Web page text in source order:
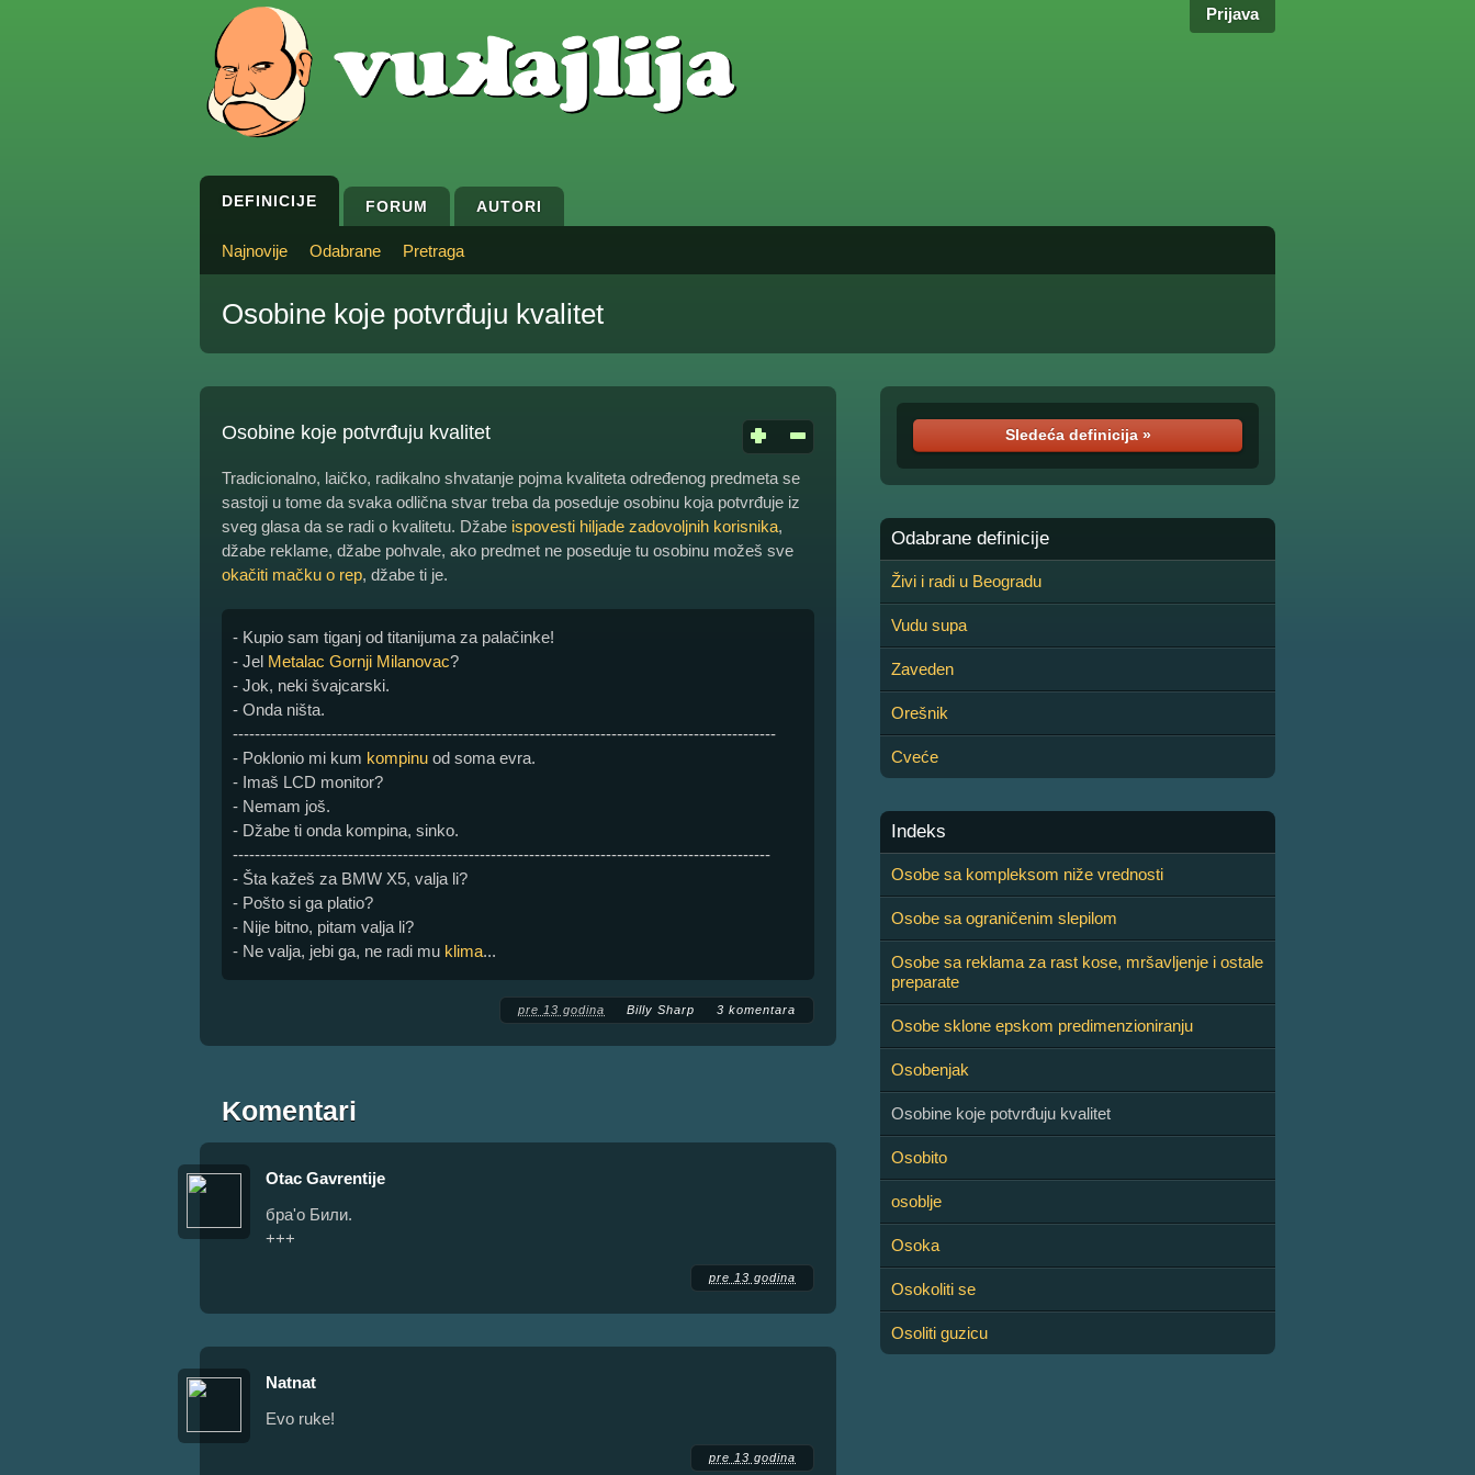
Prijava
DEFINICIJE FORUM AUTORI
Najnovije Odabrane Pretraga
Osobine koje potvrđuju kvalitet
Osobine koje potvrđuju kvalitet
Tradicionalno, laičko, radikalno shvatanje pojma kvaliteta određenog predmeta se
sastoji u tome da svaka odlična stvar treba da poseduje osobinu koja potvrđuje iz
sveg glasa da se radi o kvalitetu. Džabe ispovesti hiljade zadovoljnih korisnika,
džabe reklame, džabe pohvale, ako predmet ne poseduje tu osobinu možeš sve
okačiti mačku o rep, džabe ti je.
- Kupio sam tiganj od titanijuma za palačinke!
- Jel Metalac Gornji Milanovac?
- Jok, neki švajcarski.
- Onda ništa.
---------------------------------------------------------------------------------------------------
- Poklonio mi kum kompinu od soma evra.
- Imaš LCD monitor?
- Nemam još.
- Džabe ti onda kompina, sinko.
--------------------------------------------------------------------------------------------------
- Šta kažeš za BMW X5, valja li?
- Pošto si ga platio?
- Nije bitno, pitam valja li?
- Ne valja, jebi ga, ne radi mu klima...
pre 13 godina Billy Sharp 3 komentara
Komentari
Otac Gavrentije
бра'о Били.
+++
pre 13 godina
Natnat
Evo ruke!
pre 13 godina
Sledeća definicija »
Odabrane definicije
Živi i radi u Beogradu
Vudu supa
Zaveden
Orešnik
Cveće
Indeks
Osobe sa kompleksom niže vrednosti
Osobe sa ograničenim slepilom
Osobe sa reklama za rast kose, mršavljenje i ostale
preparate
Osobe sklone epskom predimenzioniranju
Osobenjak
Osobine koje potvrđuju kvalitet
Osobito
osoblje
Osoka
Osokoliti se
Osoliti guzicu